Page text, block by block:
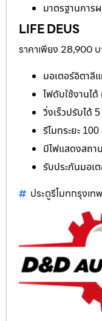
มาตรฐานกา
LIFE DEUS
ราคาเพียง 28,900
มอเตอร์อิตาลี
ไฟดับใช้งานไ
วิ่งเร็วปรับได้
รีโมทระยะ
มีไฟแสดงสถา
รับประกันมอเ
ประตูรีโมทกรุงเทพ